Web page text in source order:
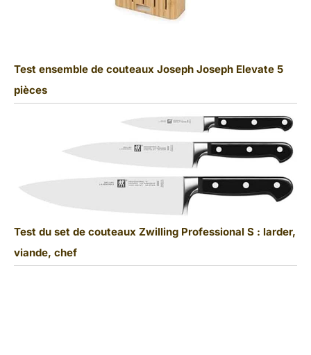
Test ensemble de couteaux Joseph Joseph Elevate 5
pièces
Test du set de couteaux Zwilling Professional S : larder,
viande, chef